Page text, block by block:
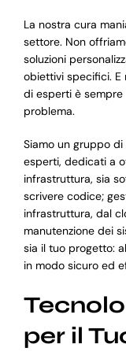
La nostra cura
settore. Non
soluzioni
obiettivi specifici. E
di esperti è
problema.
Siamo un gruppo
esperti, dedicati a
infrastruttura, sia
scrivere codice;
infrastruttura, dal
manutenzione dei
sia il tuo progetto:
in modo sicuro ed
per il